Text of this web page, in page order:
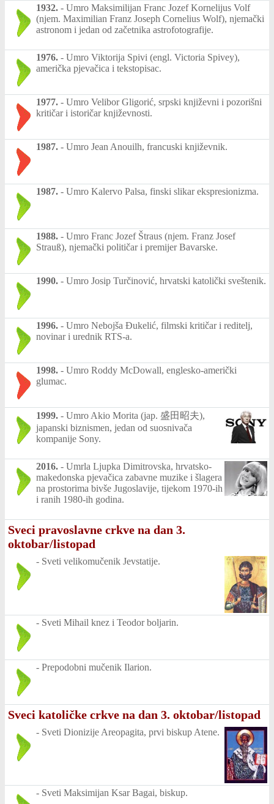
1932. - Umro Maksimilijan Franc Jozef Kornelijus Volf
(njem. Maximilian Franz Joseph Cornelius Wolf), njemački
astronom i jedan od začetnika astrofotografije.
1976. - Umro Viktorija Spivi (engl. Victoria Spivey),
američka pjevačica i tekstopisac.
1977. - Umro Velibor Gligorić, srpski književni i pozorišni
kritičar i istoričar književnosti.
1987. - Umro Jean Anouilh, francuski književnik.
1987. - Umro Kalervo Palsa, finski slikar ekspresionizma.
1988. - Umro Franc Jozef Štraus (njem. Franz Josef
Strauß), njemački političar i premijer Bavarske.
1990. - Umro Josip Turčinović, hrvatski katolički sveštenik.
1996. - Umro Nebojša Đukelić, filmski kritičar i reditelj,
novinar i urednik RTS-a.
1998. - Umro Roddy McDowall, englesko-američki
glumac.
1999. - Umro Akio Morita (jap. 盛田昭夫),
japanski biznismen, jedan od suosnivača
kompanije Sony.
2016. - Umrla Ljupka Dimitrovska, hrvatsko-
makedonska pjevačica zabavne muzike i šlagera
na prostorima bivše Jugoslavije, tijekom 1970-ih
i ranih 1980-ih godina.
Sveci pravoslavne crkve na dan 3.
oktobar/listopad
- Sveti velikomučenik Jevstatije.
- Sveti Mihail knez i Teodor boljarin.
- Prepodobni mučenik Ilarion.
Sveci katoličke crkve na dan 3. oktobar/listopad
- Sveti Dionizije Areopagita, prvi biskup Atene.
- Sveti Maksimijan Ksar Bagai, biskup.